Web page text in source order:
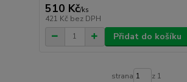
510 Kč/ks
421 Kč bez DPH
Přidat do košíku
strana z 1